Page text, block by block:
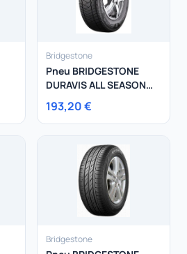
Bridgestone
Pneu BRIDGESTONE
DURAVIS ALL SEASON
225/65R16 112R
193,20 €
Bridgestone